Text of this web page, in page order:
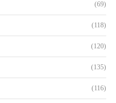
(69)
(118)
(120)
(135)
(116)